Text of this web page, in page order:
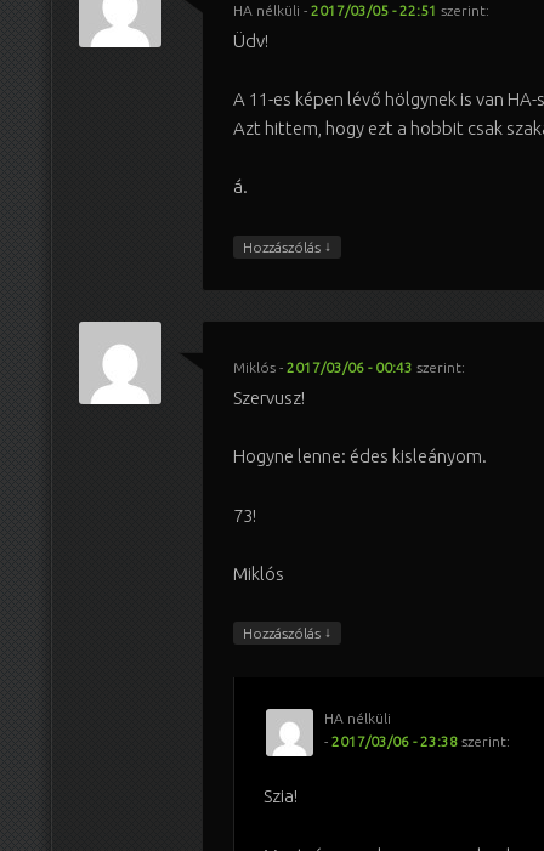
HA nélküli - 2017/03/05 - 22:51 szerint:
Üdv!
A 11-es képen lévő hölgynek is van HA-
Azt hittem, hogy ezt a hobbit csak
á.
Hozzászólás ↓
Miklós- 2017/03/06 - 00:43 szerint:
Szervusz!
Hogyne lenne: édes kisleányom.
73!
Miklós
Hozzászólás ↓
HA nélküli
- 2017/03/06 - 23:38 szerint:
Szia!